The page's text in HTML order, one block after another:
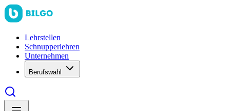
Lehrstellen
Schnupperlehren
Unternehmen
Berufswahl